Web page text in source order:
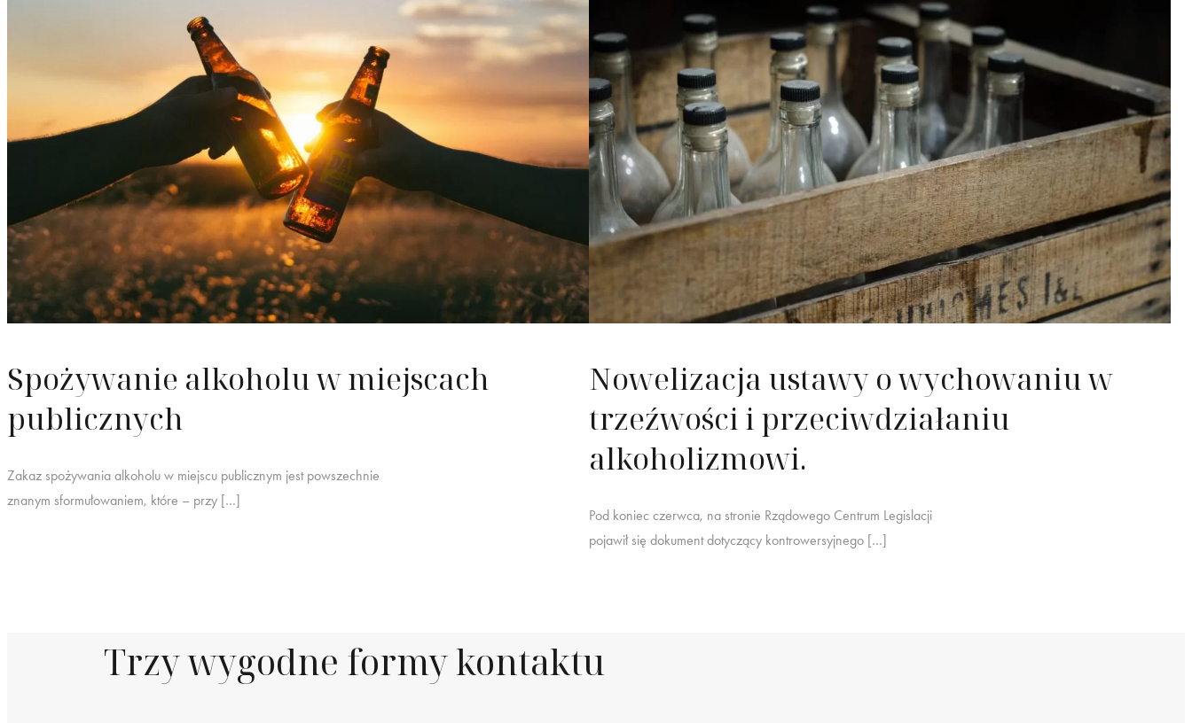
Upadłość konsumencka
Służebność
Spożywanie alkoholu w miejscach
publicznych
Zakaz spożywania alkoholu w miejscu publicznym jest powszechnie
znanym sformułowaniem, które – przy […]
Nowelizacja ustawy o wychowaniu w
trzeźwości i przeciwdziałaniu
alkoholizmowi.
Pod koniec czerwca, na stronie Rządowego Centrum Legislacji
pojawił się dokument dotyczący kontrowersyjnego […]
Trzy wygodne formy kontaktu